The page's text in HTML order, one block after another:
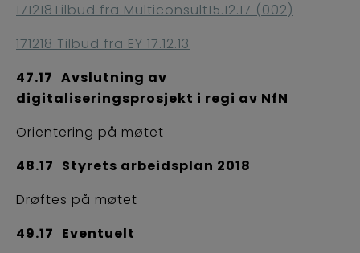
171218Tilbud fra Multiconsult15.12.17 (002)
171218 Tilbud fra EY 17.12.13
47.17 Avslutning av
digitaliseringsprosjekt i regi av NfN
Orientering på møtet
48.17 Styrets arbeidsplan 2018
Drøftes på møtet
49.17 Eventuelt